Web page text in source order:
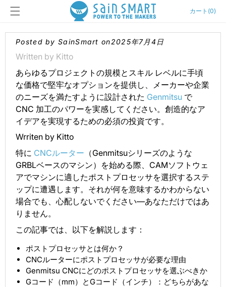
コンテン
ツに進む
カート (0)
ー
Posted by SainSmart on2025年7月4日
Written by Kitto
あらゆるプロジェクトの規模とスキル レベルに手頃
な価格で堅牢なオプションを提供し、メーカーや企業
のニーズを満たすように設計された Genmitsu で
CNC 加工のパワーを実感してください。創造的なア
イデアを実現するための必須の投資です。
Wrriten by Kitto
特に CNCルーター （Genmitsuシリーズのような
GRBLベースのマシン）を始める際、CAMソフトウェ
アでマシンに適したポストプロセッサを選択するステ
ップに遭遇します。それが何を意味するかわからない
場合でも、心配しないでください—あなただけではあ
りません。
この記事では、以下を解説します：
ポストプロセッサとは何か？
CNCルーターにポストプロセッサが必要な理由
Genmitsu CNCにどのポストプロセッサを選ぶべきか
Gコード（mm）とGコード（インチ）：どちらがあな